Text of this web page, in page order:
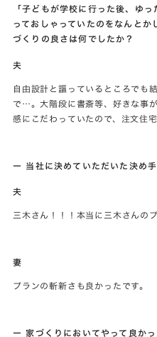
「子どもが学校に行った後、ゆ
っておしゃっていたのをなんと
づくりの良さは何でしたか？
夫
自由設計と謳っているところでも
で…。大階段に書斎等、好きな事
感にこだわっていたので、注文住
ー 当社に決めていただいた決め
夫
三木さん！！！本当に三木さんの
妻
プランの斬新さも良かったです。
ー 家づくりにおいてやって良か